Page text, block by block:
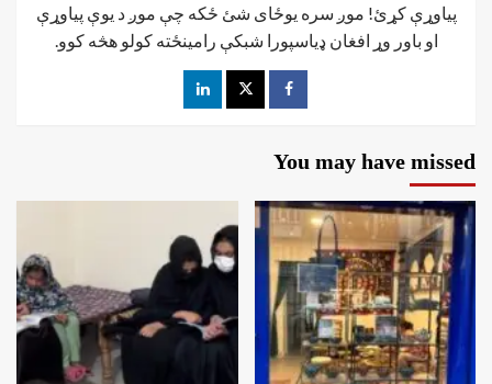
پیاوړې کړئ! موږ سره یوځای شئ ځکه چې موږ د یوې پیاوړې
او باور وړ افغان ډیاسپورا شبکې رامینځته کولو هڅه کوو.
You may have missed